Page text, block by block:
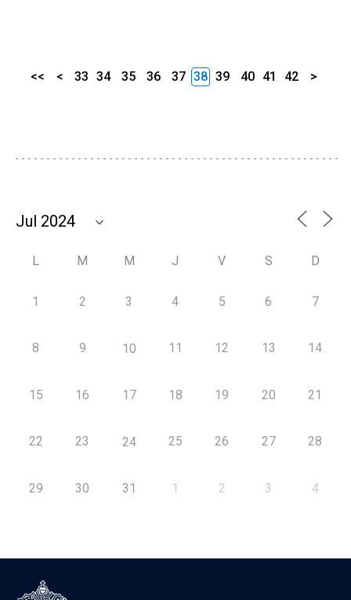
<< < 33 34 35 36 37 38 39 40 41 42 >
L M M J V S D
1 2 3 4 5 6 7
8 9 10 11 12 13 14
15 16 17 18 19 20 21
22 23 24 25 26 27 28
29 30 31 1 2 3 4